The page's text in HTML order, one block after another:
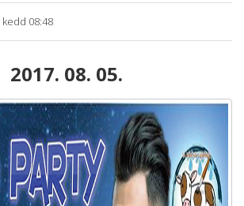
kedd 08:48
2017. 08. 05.